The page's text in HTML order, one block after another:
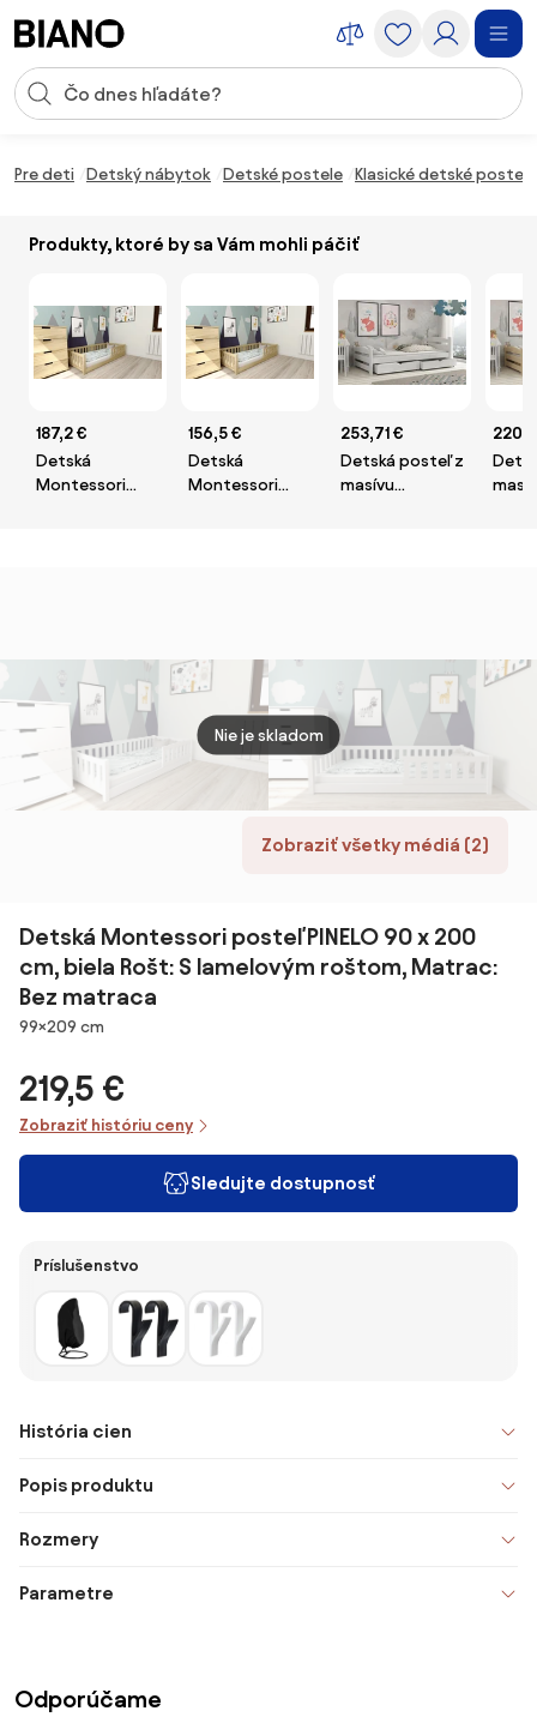
Vstup pre vyhľadávanie
Pre deti Detský nábytok Detské postele Klasické detské postele
Produkty, ktoré by sa Vám mohli páčiť
187,2 €
Detská
Montessori
156,5 €
Detská
Montessori
253,71 €
Detská posteľ z
masívu
Zobraziť všetky médiá (2)
Nie je skladom
Detská Montessori posteľ PINELO 90 x 200
cm, biela Rošt: S lamelovým roštom, Matrac:
Bez matraca
Rozmery
99×209 cm
219,5 €
Zobraziť históriu ceny
Sledujte dostupnosť
Príslušenstvo
História cien
Popis produktu
Rozmery
Parametre
Odporúčame